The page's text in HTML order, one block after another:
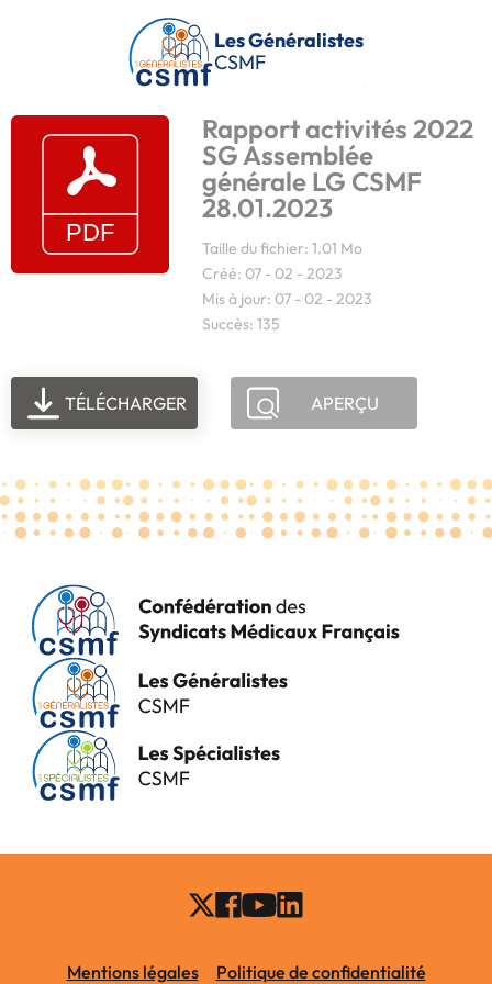
Passer au contenu principal
Les Généralistes
CSMF
Rapport activités 2022
SG Assemblée
générale LG CSMF
28.01.2023
Taille du fichier: 1.01 Mo
Créé: 07 - 02 - 2023
Mis à jour: 07 - 02 - 2023
Succès: 135
TÉLÉCHARGER APERÇU
Mentions légales Politique de confidentialité